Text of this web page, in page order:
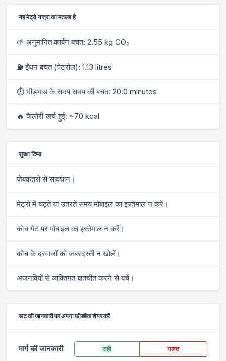
यह मेट्रो यात्रा का मतलब है
🌱 अनुमानित कार्बन बचत: 2.55 kg CO₂
⛽ ईंधन बचत (पेट्रोल): 1.13 litres
⏱ भीड़भाड़ के समय समय की बचत: 20.0 minutes
🔥 कैलोरी खर्च हुई: ~70 kcal
सुरक्षा टिप्स
जेबकतरों से सावधान।
मेट्रो में चढ़ते या उतरते समय मोबाइल का इस्तेमाल न करें।
कोच गेट पर मोबाइल का इस्तेमाल न करें।
कोच के दरवाजों को जबरदस्ती न खोलें।
अजनबियों से व्यक्तिगत बातचीत करने से बचें।
रूट की जानकारी पर अपना फ़ीडबैक शेयर करें
मार्ग की जानकारी सही गलत